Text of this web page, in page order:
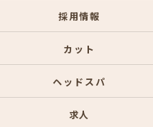
採用情報
カット
ヘッドスパ
求人